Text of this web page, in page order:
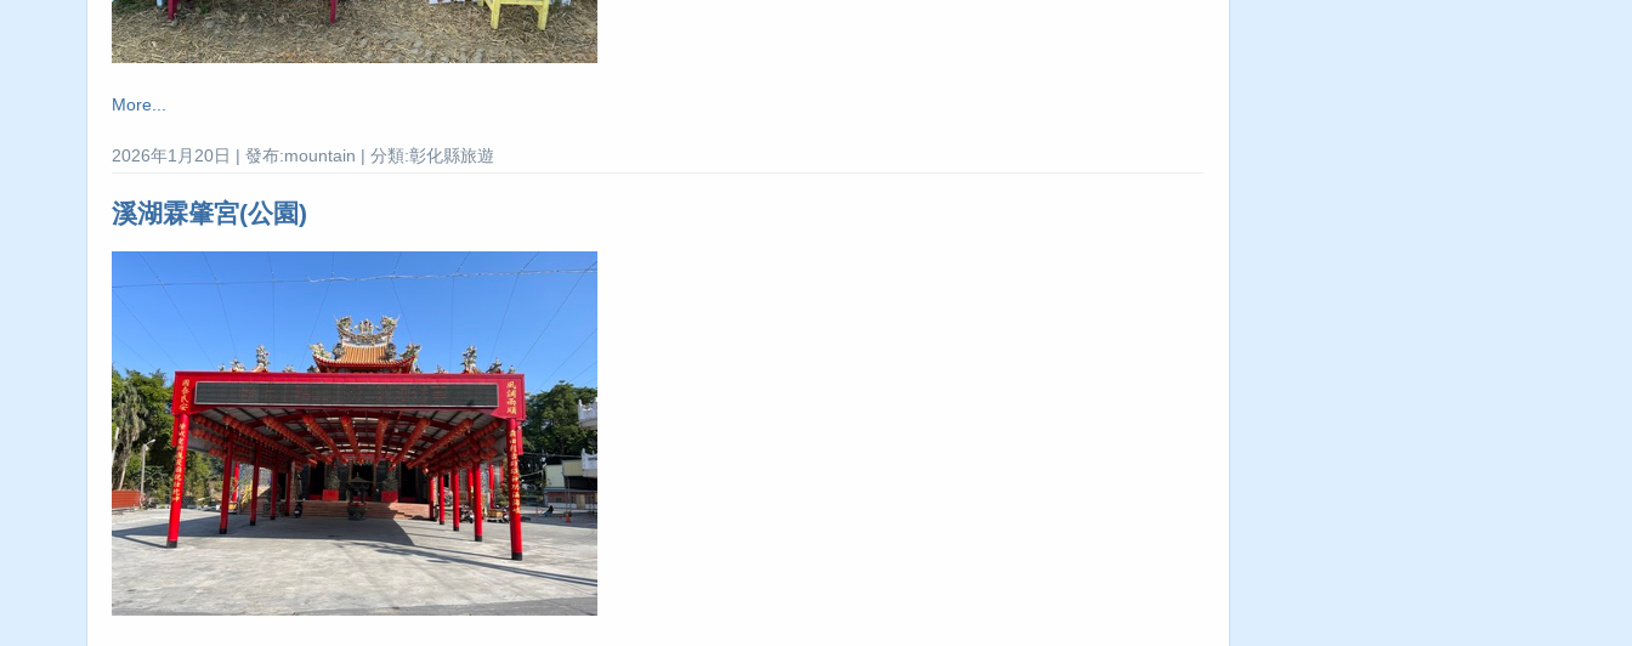
More...
2026年1月20日 | 發布:mountain | 分類:彰化縣旅遊
溪湖霖肇宮(公園)